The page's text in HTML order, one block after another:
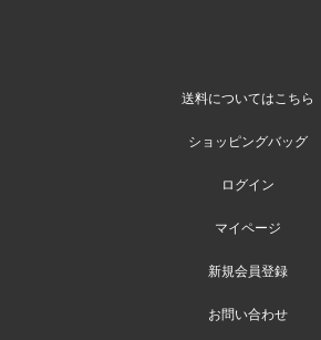
送料についてはこちら
ショッピングバッグ
ログイン
マイページ
新規会員登録
お問い合わせ